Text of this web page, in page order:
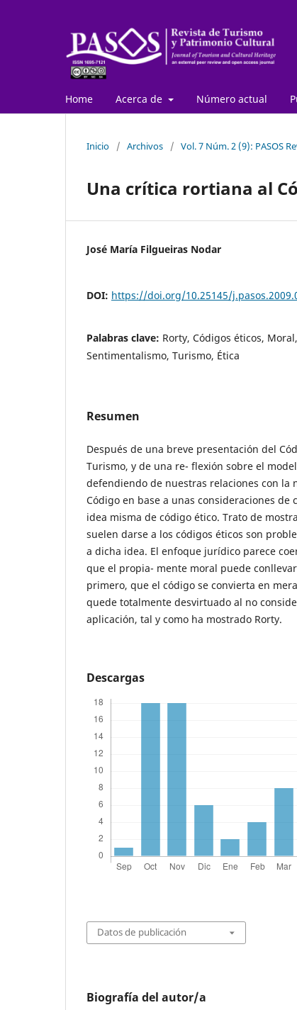
Home Acerca de Número actual
Inicio / Archivos / Vol. 7 Núm. 2 (9): PASOS
Una crítica rortiana al
José María Filgueiras Nodar
DOI: https://doi.org/10.25145/
Palabras clave: Rorty, Códigos éticos,
Sentimentalismo, Turismo, Ética
Resumen
Después de una breve presentación del
Turismo, y de una re- flexión sobre el
defendiendo de nuestras relaciones con la
Código en base a unas consideraciones
idea misma de código ético. Trato de
suelen darse a los códigos éticos son
a dicha idea. El enfoque jurídico parece
que el propia- mente moral puede
primero, que el código se convierta en
quede totalmente desvirtuado al no
aplicación, tal y como ha mostrado Rorty.
Descargas
Datos de publicación
Biografía del autor/a